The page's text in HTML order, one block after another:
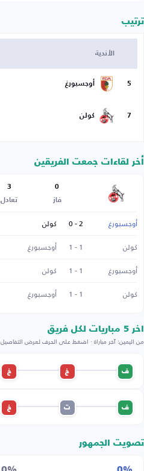
ترتيب
الأندية
5 أوجسبورغ
7 كولن
أخر لقاءات جمعت الفريقين
0
فاز
3
تعادل
أوجسبورغ 2 - 0 كولن
كولن
1 - 1 أوجسبورغ
أوجسبورغ
1 - 1 كولن
كولن
1 - 1 أوجسبورغ
اخر 5 مباريات لكل فريق
من اليمين: آخر مباراة · اضغط على الحرف لعرض التفاصيل
ف خ خ
ف ت خ
تصويت الجمهور